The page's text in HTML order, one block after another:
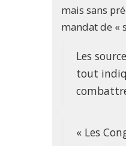
mais sans
mandat de «
Les
tout
« Les